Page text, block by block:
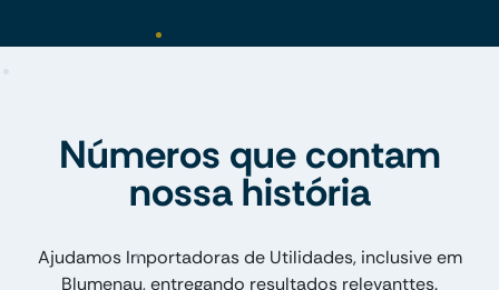
Números que contam
nossa história
Ajudamos Importadoras de Utilidades, inclusive em
Blumenau, entregando resultados relevanttes.